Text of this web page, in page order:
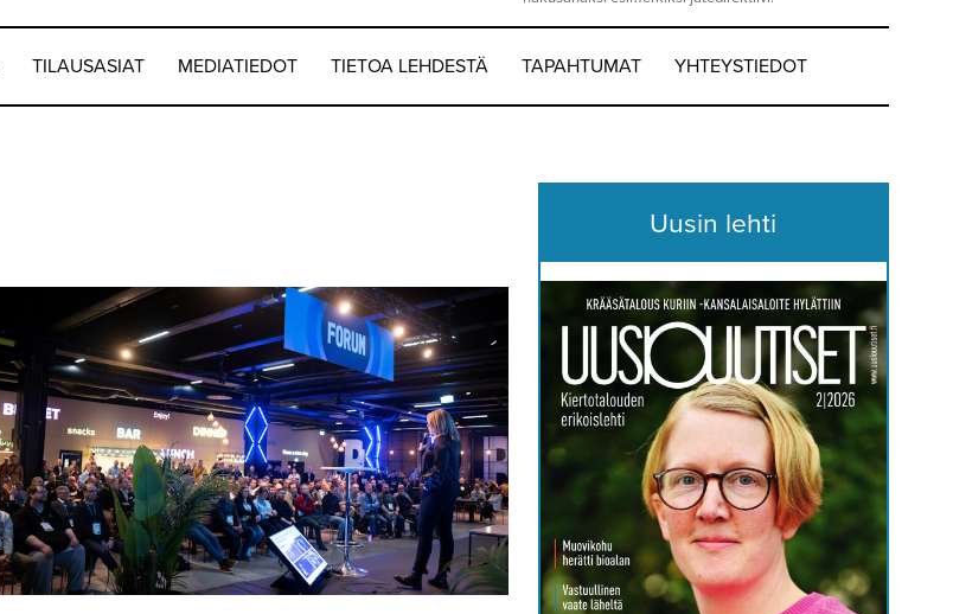
TILAUSASIAT MEDIATIEDOT TIETOA LEHDESTÄ TAPAHTUMAT YHTEYSTIEDOT
Uusin lehti